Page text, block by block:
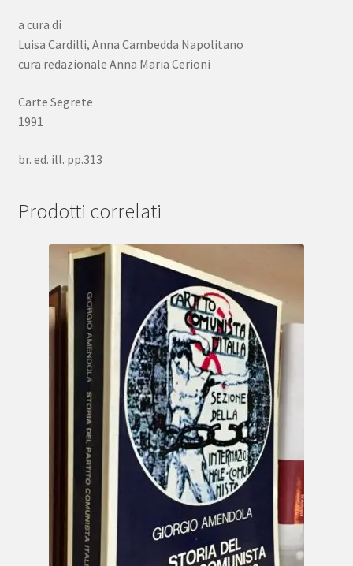
a cura di
Luisa Cardilli, Anna Cambedda Napolitano
cura redazionale Anna Maria Cerioni
Carte Segrete
1991
br. ed. ill. pp.313
Prodotti correlati